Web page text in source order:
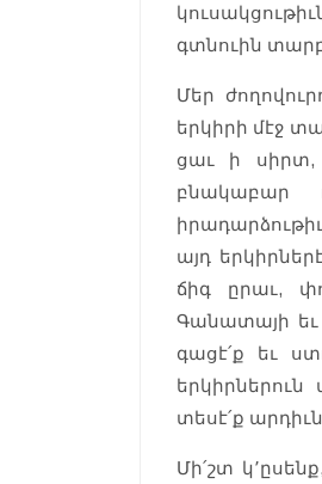
գտնուին
Մեր
երկիրի մէջ
ցաւ ի սիրտ,
բնակաբար
այդ
ճիգ ըրաւ,
Գանատայի եւ
գացէ՛ք եւ
երկիրներուն
տեսէ՛ք
Մի՛շտ